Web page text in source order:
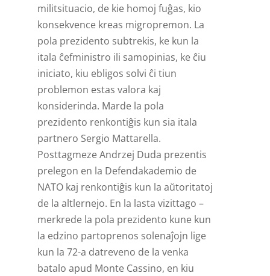
militsituacio, de kie homoj fuĝas, kio
konsekvence kreas migropremon. La
pola prezidento subtrekis, ke kun la
itala ĉefministro ili samopinias, ke ĉiu
iniciato, kiu ebligos solvi ĉi tiun
problemon estas valora kaj
konsiderinda. Marde la pola
prezidento renkontiĝis kun sia itala
partnero Sergio Mattarella.
Posttagmeze Andrzej Duda prezentis
prelegon en la Defendakademio de
NATO kaj renkontiĝis kun la aŭtoritatoj
de la altlernejo. En la lasta vizittago –
merkrede la pola prezidento kune kun
la edzino partoprenos solenaĵojn lige
kun la 72-a datreveno de la venka
batalo apud Monte Cassino, en kiu